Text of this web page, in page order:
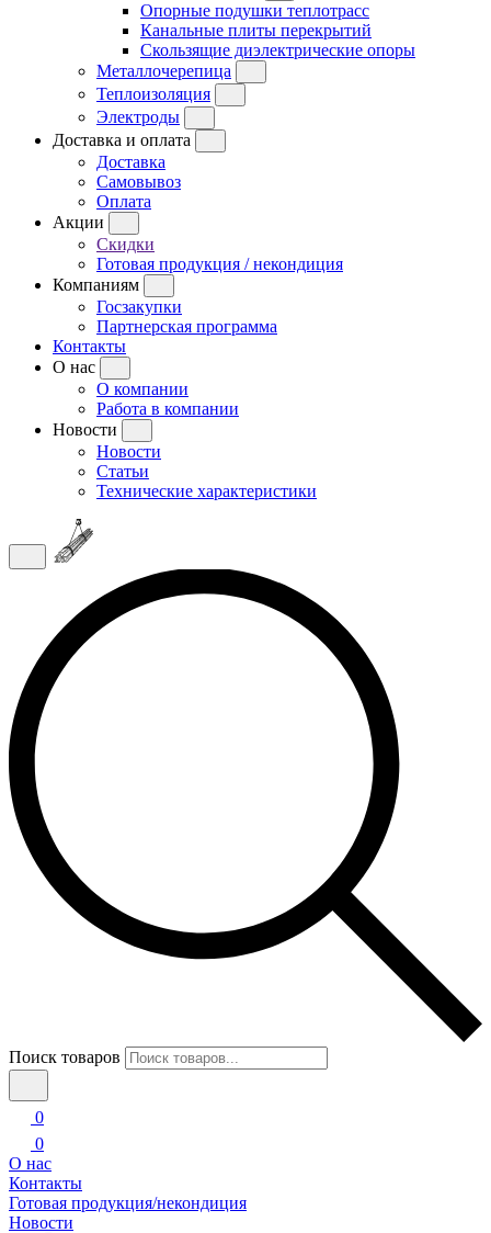
Опорные подушки теплотрасс
Канальные плиты перекрытий
Скользящие диэлектрические опоры
Металлочерепица
Теплоизоляция
Электроды
Доставка и оплата
Доставка
Самовывоз
Оплата
Акции
Скидки
Готовая продукция / некондиция
Компаниям
Госзакупки
Партнерская программа
Контакты
О нас
О компании
Работа в компании
Новости
Новости
Статьи
Технические характеристики
Поиск товаров
0
0
О нас
Контакты
Готовая продукция/некондиция
Новости